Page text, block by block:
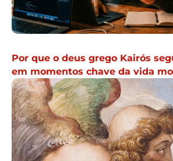
Por que o deus grego Kairós
em momentos chave da vida